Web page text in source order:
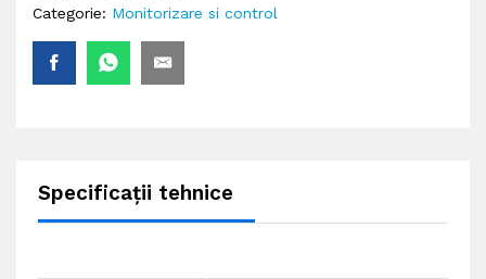
Categorie: Monitorizare si control
Specificații tehnice